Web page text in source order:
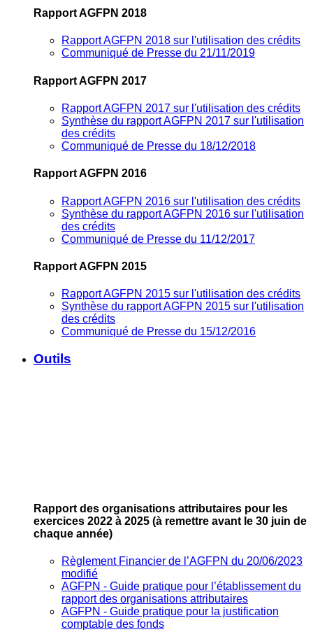
Rapport AGFPN 2018
Rapport AGFPN 2018 sur l'utilisation des crédits
Communiqué de Presse du 21/11/2019
Rapport AGFPN 2017
Rapport AGFPN 2017 sur l'utilisation des crédits
Synthèse du rapport AGFPN 2017 sur l'utilisation
des crédits
Communiqué de Presse du 18/12/2018
Rapport AGFPN 2016
Rapport AGFPN 2016 sur l'utilisation des crédits
Synthèse du rapport AGFPN 2016 sur l'utilisation
des crédits
Communiqué de Presse du 11/12/2017
Rapport AGFPN 2015
Rapport AGFPN 2015 sur l'utilisation des crédits
Synthèse du rapport AGFPN 2015 sur l'utilisation
des crédits
Communiqué de Presse du 15/12/2016
Outils
Rapport des organisations attributaires pour les
exercices 2022 à 2025 (à remettre avant le 30 juin de
chaque année)
Règlement Financier de l’AGFPN du 20/06/2023
modifié
AGFPN ‐ Guide pratique pour l’établissement du
rapport des organisations attributaires
AGFPN ‐ Guide pratique pour la justification
comptable des fonds